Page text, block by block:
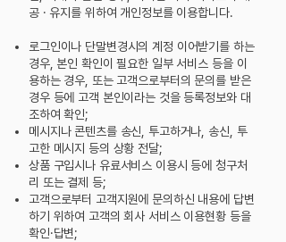
공 · 유지를 위하여 개인정보를 이용합니다.
로그인이나 단말변경시의 계정 이어받기를 하는
경우, 본인 확인이 필요한 일부 서비스 등을 이
용하는 경우, 또는 고객으로부터의 문의를 받은
경우 등에 고객 본인이라는 것을 등록정보와 대
조하여 확인;
메시지나 콘텐츠를 송신, 투고하거나, 송신, 투
고한 메시지 등의 상황 전달;
상품 구입시나 유료서비스 이용시 등에 청구처
리 또는 결제 등;
고객으로부터 고객지원에 문의하신 내용에 답변
하기 위하여 고객의 회사 서비스 이용현황 등을
확인·답변;